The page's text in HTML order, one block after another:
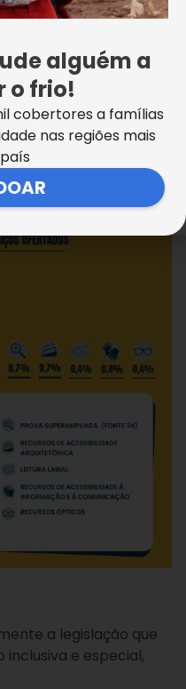
como médicos,
a intervenção
a necessidade de
o objetivo de estimular
desenvolvimento.
a legislação que
e especial,
alguém a
o frio!
cobertores a famílias
nas regiões mais